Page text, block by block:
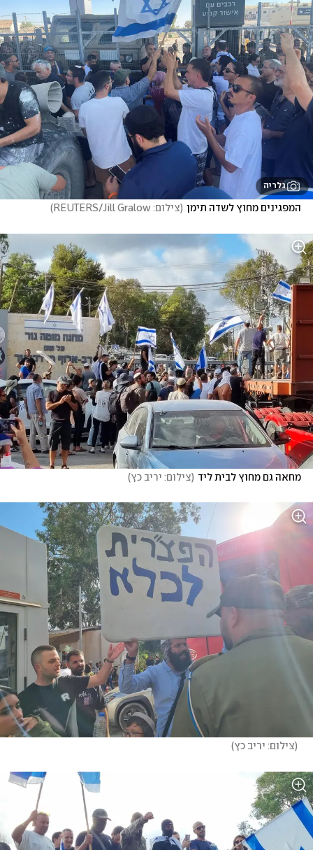
גלריה
המפגינים מחוץ לשדה תימן (צילום: REUTERS/Jill Gralow )
מחאה גם מחוץ לבית ליד (צילום: יריב כץ)
(צילום: יריב כץ)